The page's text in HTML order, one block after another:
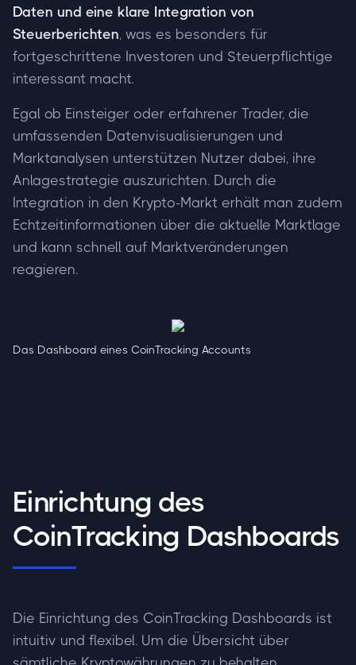
Daten und eine klare Integration von
Steuerberichten, was es besonders für
fortgeschrittene Investoren und Steuerpflichtige
interessant macht.
Egal ob Einsteiger oder erfahrener Trader, die
umfassenden Datenvisualisierungen und
Marktanalysen unterstützen Nutzer dabei, ihre
Anlagestrategie auszurichten. Durch die
Integration in den Krypto-Markt erhält man zudem
Echtzeitinformationen über die aktuelle Marktlage
und kann schnell auf Marktveränderungen
reagieren.
Das Dashboard eines CoinTracking Accounts
Einrichtung des
CoinTracking Dashboards
Die Einrichtung des CoinTracking Dashboards ist
intuitiv und flexibel. Um die Übersicht über